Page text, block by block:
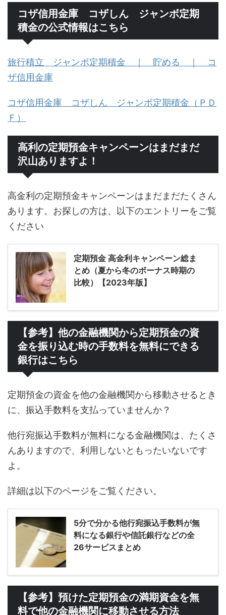
コザ信用金庫 コザしん ジャンボ定期
積金の公式情報はこちら
旅行積立 ジャンボ定期積金 ｜ 貯める ｜ コ
ザ信用金庫
コザ信用金庫 コザしん ジャンボ定期積金（ＰＤ
Ｆ）
高利の定期預金キャンペーンはまだまだ
沢山ありますよ！
高金利の定期預金キャンペーンはまだまだたくさん
あります。お探しの方は、以下のエントリーをご覧
ください
定期預金 高金利キャンペーン総ま
とめ（夏から冬のボーナス時期の
比較）【2023年版】
【参考】他の金融機関から定期預金の資
金を振り込む時の手数料を無料にできる
銀行はこちら
定期預金の資金を他の金融機関から移動させるとき
に、振込手数料を支払っていませんか？
他行宛振込手数料が無料になる金融機関は、たくさ
んありますので、利用しないともったいないです
よ。
詳細は以下のページをご覧ください。
5分で分かる他行宛振込手数料が無
料になる銀行や信託銀行などの全
26サービスまとめ
【参考】預けた定期預金の満期資金を無
料で他の金融機関に移動させる方法